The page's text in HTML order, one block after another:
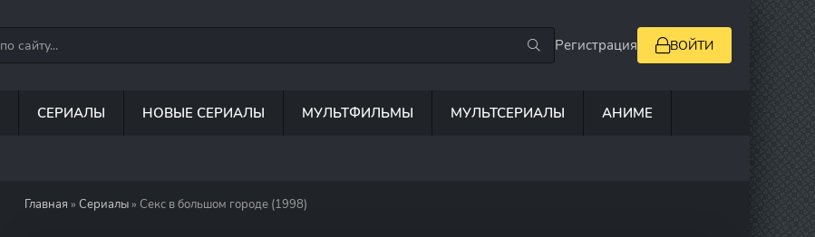
Регистрация ВОЙТИ
СЕРИАЛЫ НОВЫЕ СЕРИАЛЫ МУЛЬТФИЛЬМЫ МУЛЬТСЕРИАЛЫ АНИМЕ
Главная » Сериалы » Секс в большом городе (1998)